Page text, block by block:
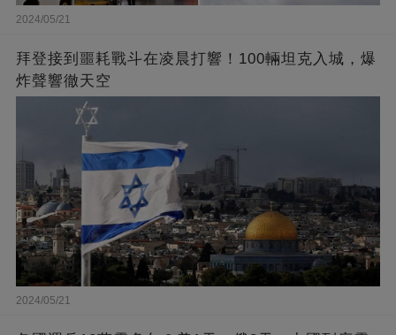
2024/05/21
拜登接到噩耗戰斗在凌晨打響！100輛坦克入城，爆
炸聲響徹天空
2024/05/21